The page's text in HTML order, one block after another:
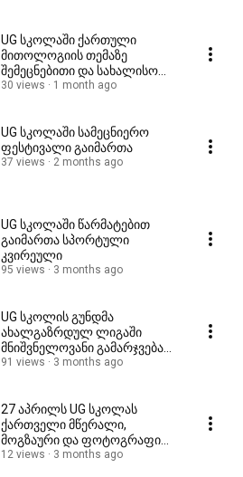
UG სკოლაში ქართული
მითოლოგიის თემაზე
შემეცნებითი და სახალისო
აქტივობა გაიმართა.
30 views 1 month ago
UG სკოლაში სამეცნიერო
ფესტივალი გაიმართა
37 views 2 months ago
UG სკოლაში წარმატებით
გაიმართა სპორტული
კვირეული
95 views 3 months ago
UG სკოლის გუნდმა
ახალგაზრდულ ლიგაში
მნიშვნელოვანი გამარჯვება
მოიპოვა ⚽ 6:1
91 views 3 months ago
27 აპრილს UG სკოლას
ქართველი მწერალი,
მოგზაური და ფოტოგრაფი
არჩილ ქიქოძე სტუმრობდა
12 views 3 months ago